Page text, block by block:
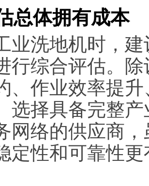
总体拥有成本
业洗地机时，
行综合评估。
、作业效率提
选择具备完整
网络的供应商
定性和可靠性